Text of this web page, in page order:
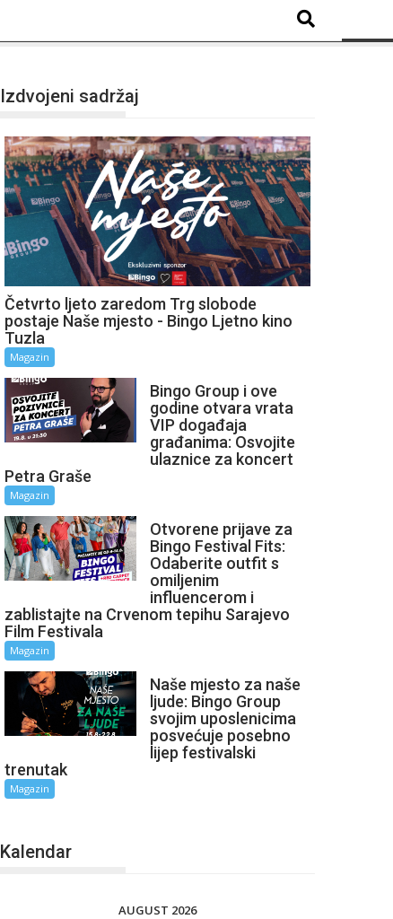
Izdvojeni sadržaj
Četvrto ljeto zaredom Trg slobode
postaje Naše mjesto - Bingo Ljetno kino
Tuzla
Magazin
Bingo Group i ove
godine otvara vrata
VIP događaja
građanima: Osvojite
ulaznice za koncert
Petra Graše
Magazin
Otvorene prijave za
Bingo Festival Fits:
Odaberite outfit s
omiljenim
influencerom i
zablistajte na Crvenom tepihu Sarajevo
Film Festivala
Magazin
Naše mjesto za naše
ljude: Bingo Group
svojim uposlenicima
posvećuje posebno
lijep festivalski
trenutak
Magazin
Kalendar
AUGUST 2026